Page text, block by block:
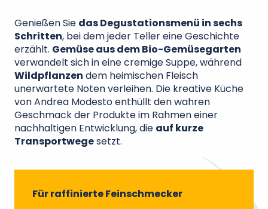
Genießen Sie das Degustationsmenü in sechs
Schritten, bei dem jeder Teller eine Geschichte
erzählt. Gemüse aus dem Bio-Gemüsegarten
verwandelt sich in eine cremige Suppe, während
Wildpflanzen dem heimischen Fleisch
unerwartete Noten verleihen. Die kreative Küche
von Andrea Modesto enthüllt den wahren
Geschmack der Produkte im Rahmen einer
nachhaltigen Entwicklung, die auf kurze
Transportwegesetzt.
Für raffinierte Feinschmecker